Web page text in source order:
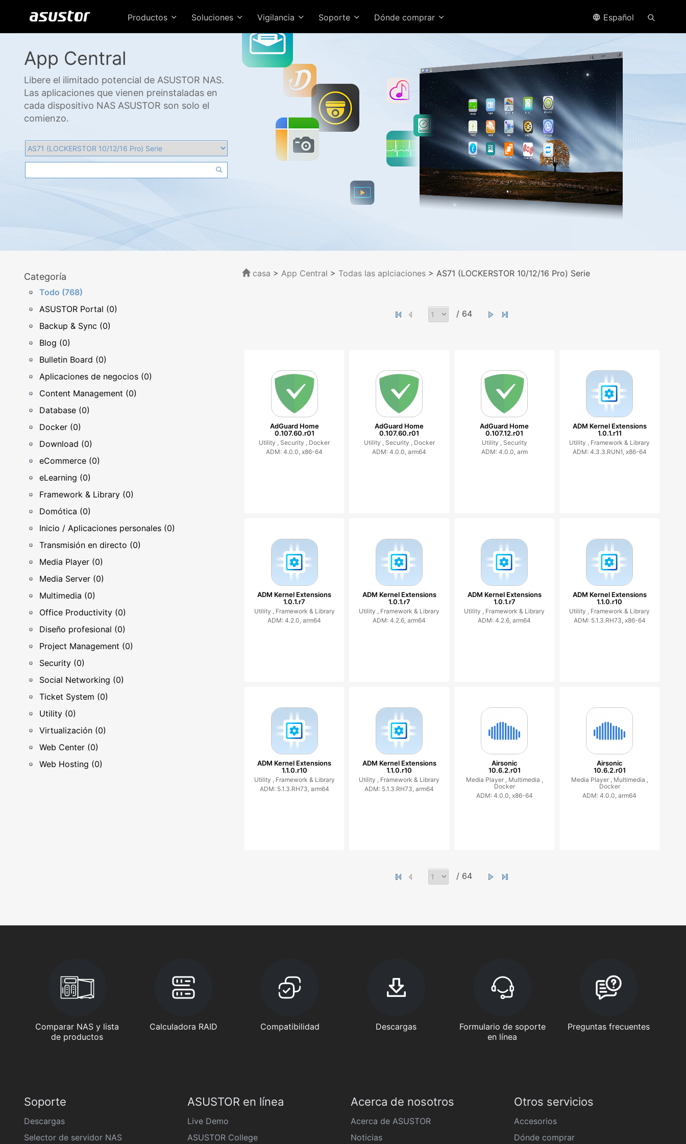
Productos Soluciones Vigilancia Soporte Dónde comprar Español
App Central
Libere el ilimitado potencial de ASUSTOR NAS.
Las aplicaciones que vienen preinstaladas en
cada dispositivo NAS ASUSTOR son solo el
comienzo.
Categoría
Todo (768)
ASUSTOR Portal (0)
Backup & Sync (0)
Blog (0)
Bulletin Board (0)
Aplicaciones de negocios (0)
Content Management (0)
Database (0)
Docker (0)
Download (0)
eCommerce (0)
eLearning (0)
Framework & Library (0)
Domótica (0)
Inicio / Aplicaciones personales (0)
Transmisión en directo (0)
Media Player (0)
Media Server (0)
Multimedia (0)
Office Productivity (0)
Diseño profesional (0)
Project Management (0)
Security (0)
Social Networking (0)
Ticket System (0)
Utility (0)
Virtualización (0)
Web Center (0)
Web Hosting (0)
casa > App Central > Todas las aplciaciones > AS71 (LOCKERSTOR 10/12/16 Pro) Serie
/ 64
AdGuard Home
0.107.60.r01
Utility , Security , Docker
ADM: 4.0.0, x86-64
AdGuard Home
0.107.60.r01
Utility , Security , Docker
ADM: 4.0.0, arm64
AdGuard Home
0.107.12.r01
Utility , Security
ADM: 4.0.0, arm
ADM Kernel Extensions
1.0.1.r11
Utility , Framework & Library
ADM: 4.3.3.RUN1, x86-64
ADM Kernel Extensions
1.0.1.r7
Utility , Framework & Library
ADM: 4.2.0, arm64
ADM Kernel Extensions
1.0.1.r7
Utility , Framework & Library
ADM: 4.2.6, arm64
ADM Kernel Extensions
1.0.1.r7
Utility , Framework & Library
ADM: 4.2.6, arm64
ADM Kernel Extensions
1.1.0.r10
Utility , Framework & Library
ADM: 5.1.3.RH73, x86-64
ADM Kernel Extensions
1.1.0.r10
Utility , Framework & Library
ADM: 5.1.3.RH73, arm64
ADM Kernel Extensions
1.1.0.r10
Utility , Framework & Library
ADM: 5.1.3.RH73, arm64
Airsonic
10.6.2.r01
Media Player , Multimedia ,
Docker
ADM: 4.0.0, x86-64
Airsonic
10.6.2.r01
Media Player , Multimedia ,
Docker
ADM: 4.0.0, arm64
/ 64
Comparar NAS y lista
de productos
Calculadora RAID Compatibilidad Descargas
Formulario de soporte
en línea
Preguntas frecuentes
Soporte
Descargas
Selector de servidor NAS
ASUSTOR en línea
Live Demo
ASUSTOR College
Acerca de nosotros
Acerca de ASUSTOR
Noticias
Otros servicios
Accesorios
Dónde comprar